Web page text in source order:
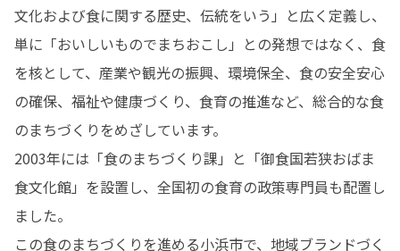
文化および食に関する歴史、伝統をいう」と広く定義し、
単に「おいしいものでまちおこし」との発想ではなく、食
を核として、産業や観光の振興、環境保全、食の安全安心
の確保、福祉や健康づくり、食育の推進など、総合的な食
のまちづくりをめざしています。
2003年には「食のまちづくり課」と「御食国若狭おばま
食文化館」を設置し、全国初の食育の政策専門員も配置し
ました。
この食のまちづくりを進める小浜市で、地域ブランドづく